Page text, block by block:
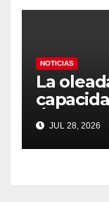
NOTICIAS
La
Ávila y
obliga a
JUL 28, 2026